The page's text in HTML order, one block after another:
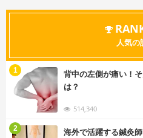
人気の
背中の左側が痛い！
は？
514,340
1
海外で活躍する鍼灸
2